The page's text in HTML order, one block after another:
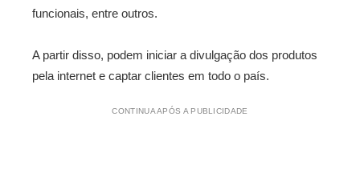
funcionais, entre outros.
A partir disso, podem iniciar a divulgação dos produtos
pela internet e captar clientes em todo o país.
CONTINUA APÓS A PUBLICIDADE